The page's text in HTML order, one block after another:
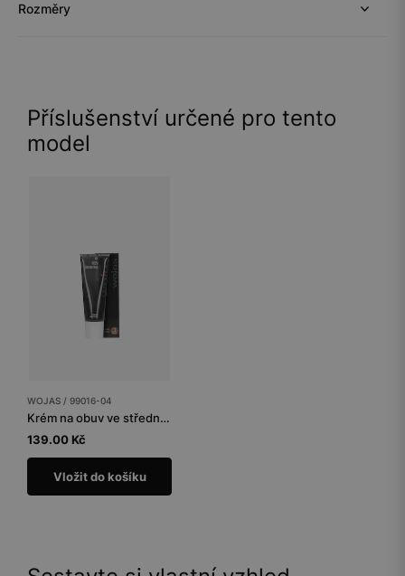
Rozměry
Příslušenství určené pro tento
model
WOJAS / 99016-04
Krém na obuv ve středně hnědé barvě
139.00 Kč
Vložit do košíku